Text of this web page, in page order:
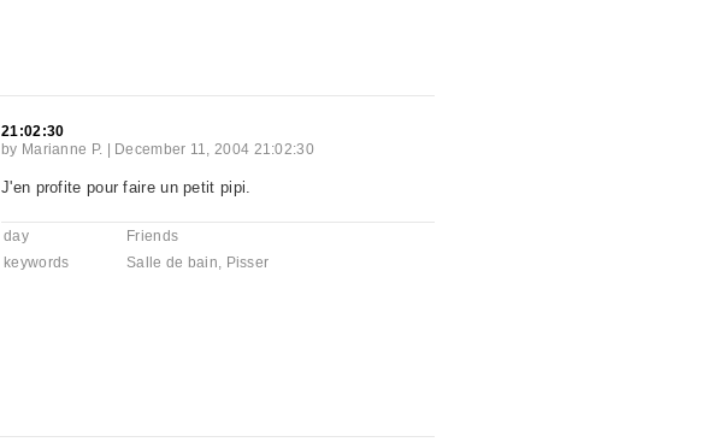
21:02:30
by Marianne P. December 11, 2004 21:02:30
J'en profite pour faire un petit pipi.
day
Friends
keywords
Salle de bain, Pisser